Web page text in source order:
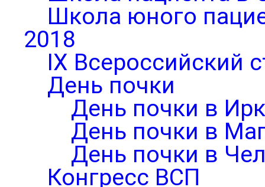
Школа юного
2018
IX Всероссийский
День почки
День почки в
День почки в
День почки в
Конгресс ВСП